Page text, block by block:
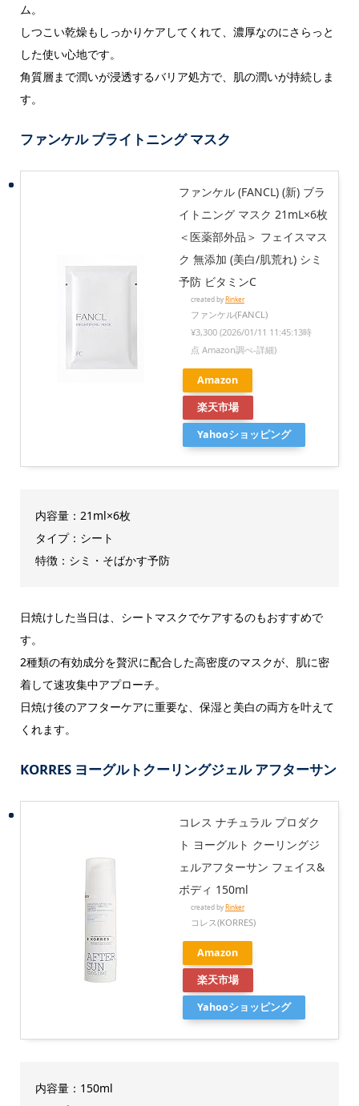
ム。
しつこい乾燥もしっかりケアしてくれて、濃厚なのにさらっと
した使い心地です。
角質層まで潤いが浸透するバリア処方で、肌の潤いが持続しま
す。
ファンケル ブライトニング マスク
ファンケル (FANCL) (新) ブラ
イトニング マスク 21mL×6枚
＜医薬部外品＞ フェイスマス
ク 無添加 (美白/肌荒れ) シミ
予防 ビタミンC
created byRinker
ファンケル(FANCL)
¥3,300 (2026/01/11 11:45:13時
点 Amazon調べ-詳細)
Amazon
楽天市場
Yahooショッピング
内容量：21ml×6枚
タイプ：シート
特徴：シミ・そばかす予防
日焼けした当日は、シートマスクでケアするのもおすすめで
す。
2種類の有効成分を贅沢に配合した高密度のマスクが、肌に密
着して速攻集中アプローチ。
日焼け後のアフターケアに重要な、保湿と美白の両方を叶えて
くれます。
KORRES ヨーグルトクーリングジェル アフターサン
コレス ナチュラル プロダク
ト ヨーグルト クーリングジ
ェルアフターサン フェイス&
ボディ 150ml
created byRinker
コレス(KORRES)
Amazon
楽天市場
Yahooショッピング
内容量：150ml